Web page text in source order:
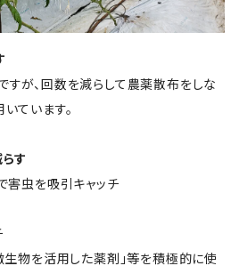
が、回数を減らして農薬散布をしな
ています。
す
害虫を吸引キャッチ
生物を活用した薬剤」等を積極的に使